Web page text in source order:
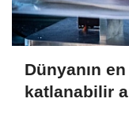
Dünyanın
katlanabilir